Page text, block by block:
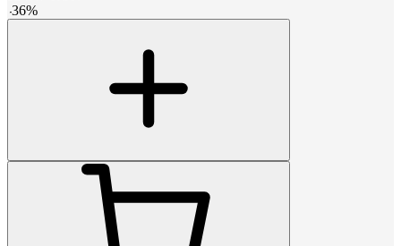
-36%